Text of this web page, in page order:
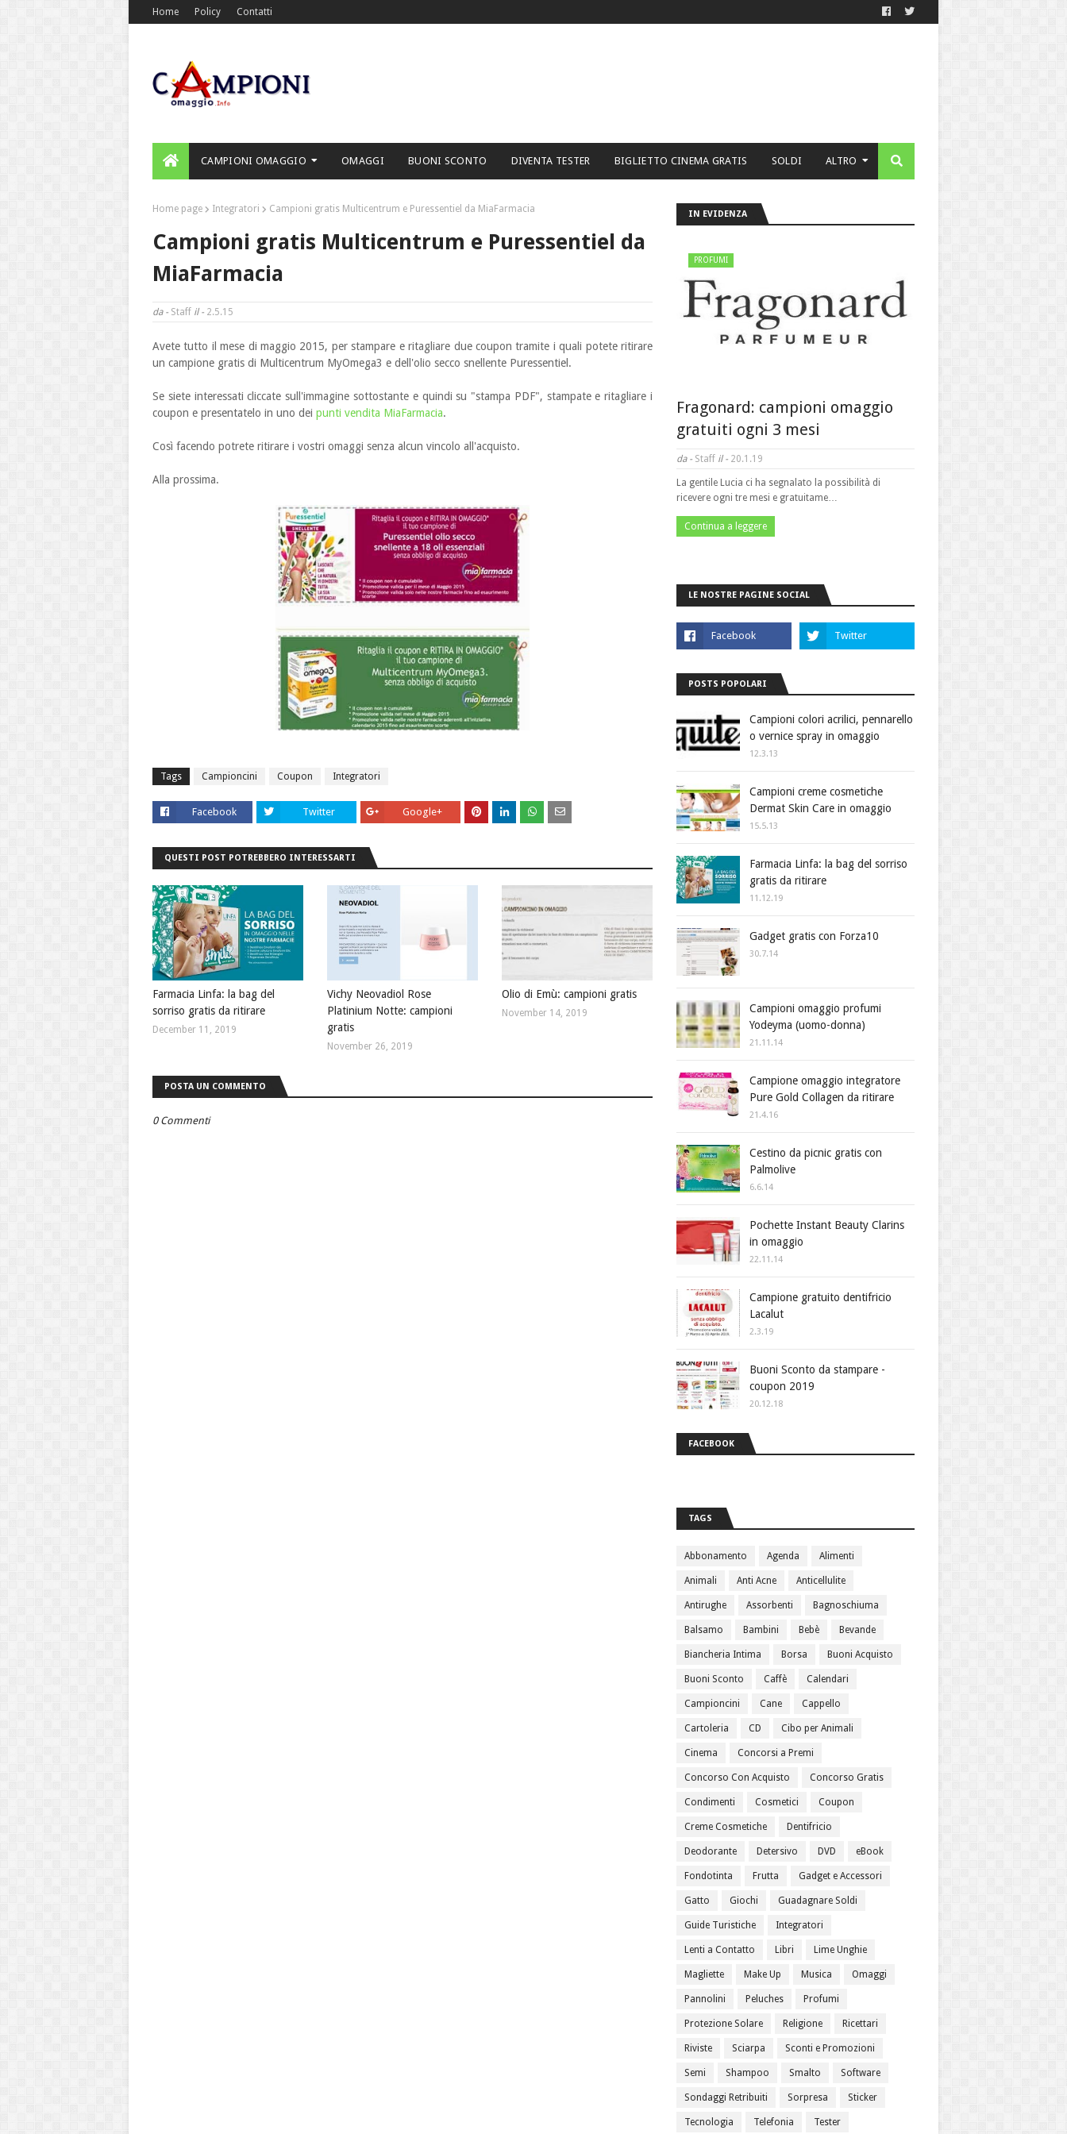
Home Policy Contatti
CAMPIONI OMAGGIO OMAGGI BUONI SCONTO DIVENTA TESTER BIGLIETTO CINEMA GRATIS SOLDI ALTRO
Home page Integratori Campioni gratis Multicentrum e Puressentiel da MiaFarmacia
Campioni gratis Multicentrum e Puressentiel da
MiaFarmacia
da - Staff il - 2.5.15
Avete tutto il mese di maggio 2015, per stampare e ritagliare due coupon tramite i quali potete ritirare
un campione gratis di Multicentrum MyOmega3 e dell'olio secco snellente Puressentiel.
Se siete interessati cliccate sull'immagine sottostante e quindi su "stampa PDF", stampate e ritagliare i
coupon e presentatelo in uno dei punti vendita MiaFarmacia.
Così facendo potrete ritirare i vostri omaggi senza alcun vincolo all'acquisto.
Alla prossima.
Tags Campioncini Coupon Integratori
Facebook Twitter Google+
QUESTI POST POTREBBERO INTERESSARTI
Farmacia Linfa: la bag del
sorriso gratis da ritirare
December 11, 2019
Vichy Neovadiol Rose
Platinium Notte: campioni
gratis
November 26, 2019
Olio di Emù: campioni gratis
November 14, 2019
POSTA UN COMMENTO
0 Commenti
IN EVIDENZA
PROFUMI
Fragonard: campioni omaggio
gratuiti ogni 3 mesi
da - Staff il - 20.1.19
La gentile Lucia ci ha segnalato la possibilità di
ricevere ogni tre mesi e gratuitame…
Continua a leggere
LE NOSTRE PAGINE SOCIAL
POSTS POPOLARI
Campioni colori acrilici, pennarello
o vernice spray in omaggio
12.3.13
Campioni creme cosmetiche
Dermat Skin Care in omaggio
15.5.13
Farmacia Linfa: la bag del sorriso
gratis da ritirare
11.12.19
Gadget gratis con Forza10
30.7.14
Campioni omaggio profumi
Yodeyma (uomo-donna)
21.11.14
Campione omaggio integratore
Pure Gold Collagen da ritirare
21.4.16
Cestino da picnic gratis con
Palmolive
6.6.14
Pochette Instant Beauty Clarins
in omaggio
22.11.14
Campione gratuito dentifricio
Lacalut
2.3.19
Buoni Sconto da stampare -
coupon 2019
20.12.18
FACEBOOK
TAGS
Abbonamento Agenda Alimenti
Animali Anti Acne Anticellulite
Antirughe Assorbenti Bagnoschiuma
Balsamo Bambini Bebè Bevande
Biancheria Intima Borsa Buoni Acquisto
Buoni Sconto Caffè Calendari
Campioncini Cane Cappello
Cartoleria CD Cibo per Animali
Cinema Concorsi a Premi
Concorso Con Acquisto Concorso Gratis
Condimenti Cosmetici Coupon
Creme Cosmetiche Dentifricio
Deodorante Detersivo DVD eBook
Fondotinta Frutta Gadget e Accessori
Gatto Giochi Guadagnare Soldi
Guide Turistiche Integratori
Lenti a Contatto Libri Lime Unghie
Magliette Make Up Musica Omaggi
Pannolini Peluches Profumi
Protezione Solare Religione Ricettari
Riviste Sciarpa Sconti e Promozioni
Semi Shampoo Smalto Software
Sondaggi Retribuiti Sorpresa Sticker
Tecnologia Telefonia Tester